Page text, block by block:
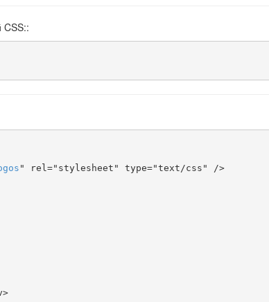
CSS::
" rel="stylesheet" type="text/css" />